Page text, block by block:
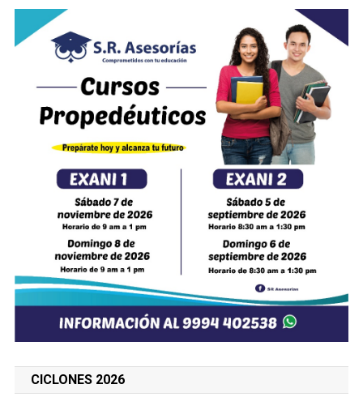
CICLONES 2026